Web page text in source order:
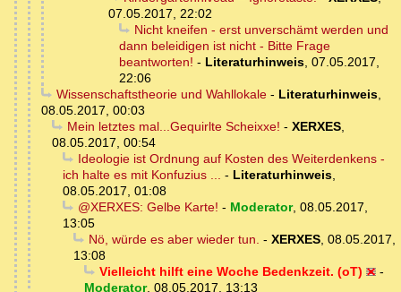
07.05.2017, 22:02
Nicht kneifen - erst unverschämt werden und
dann beleidigen ist nicht - Bitte Frage
beantworten! - Literaturhinweis, 07.05.2017,
22:06
Wissenschaftstheorie und Wahllokale- Literaturhinweis,
08.05.2017, 00:03
Mein letztes mal...Gequirlte Scheixxe! - XERXES,
08.05.2017, 00:54
Ideologie ist Ordnung auf Kosten des Weiterdenkens -
ich halte es mit Konfuzius ... - Literaturhinweis,
08.05.2017, 01:08
@XERXES: Gelbe Karte! - Moderator, 08.05.2017,
13:05
Nö, würde es aber wieder tun. - XERXES, 08.05.2017,
13:08
Vielleicht hilft eine Woche Bedenkzeit. (oT)
-
Moderator, 08.05.2017, 13:13